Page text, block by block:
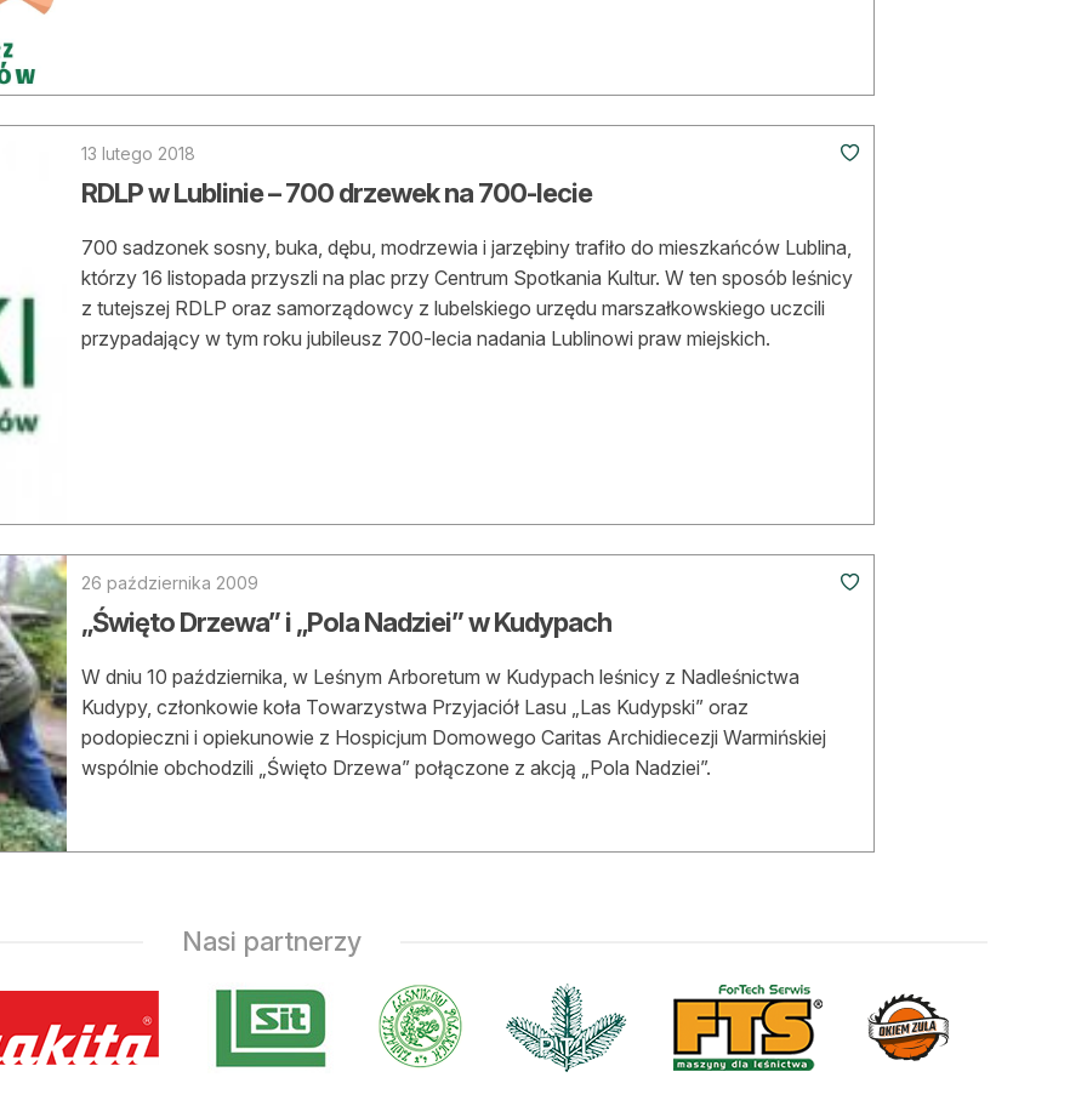
prywatne
13 lutego 2018
RDLP w Lublinie – 700 drzewek na 700-lecie
700 sadzonek sosny, buka, dębu, modrzewia i jarzębiny trafiło do mieszkańców Lublina,
którzy 16 listopada przyszli na plac przy Centrum Spotkania Kultur. W ten sposób leśnicy
z tutejszej RDLP oraz samorządowcy z lubelskiego urzędu marszałkowskiego uczcili
przypadający w tym roku jubileusz 700-lecia nadania Lublinowi praw miejskich.
26 października 2009
„Święto Drzewa” i „Pola Nadziei” w Kudypach
W dniu 10 października, w Leśnym Arboretum w Kudypach leśnicy z Nadleśnictwa
Kudypy, członkowie koła Towarzystwa Przyjaciół Lasu „Las Kudypski” oraz
podopieczni i opiekunowie z Hospicjum Domowego Caritas Archidiecezji Warmińskiej
wspólnie obchodzili „Święto Drzewa” połączone z akcją „Pola Nadziei”.
Nasi partnerzy